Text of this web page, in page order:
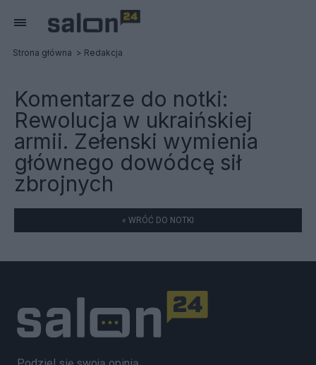
Strona główna Redakcja
Komentarze do notki:
Rewolucja w ukraińskiej
armii. Zełenski wymienia
głównego dowódcę sił
zbrojnych
« WRÓĆ DO NOTKI